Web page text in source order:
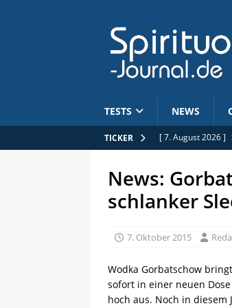
TESTS NEWS
TICKER [ 7. August 2026 ]
[ 7. August 2026 ]
[ 6. August 2026 ]
[ 8. August 2026 ]
News:
schlanker
7. Oktober 2015
Wodka Gorbatschow
sofort in einer neuen
hoch aus. Noch in diesem